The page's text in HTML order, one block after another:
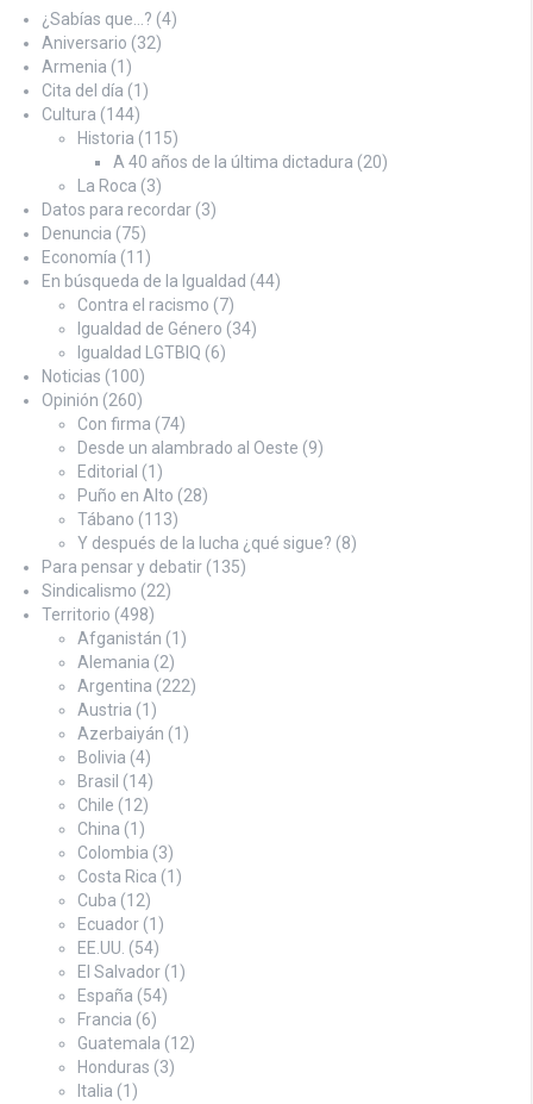
¿Sabías que…? (4)
Aniversario (32)
Armenia (1)
Cita del día (1)
Cultura (144)
Historia (115)
A 40 años de la última dictadura (20)
La Roca (3)
Datos para recordar (3)
Denuncia (75)
Economía (11)
En búsqueda de la Igualdad (44)
Contra el racismo (7)
Igualdad de Género (34)
Igualdad LGTBIQ (6)
Noticias (100)
Opinión (260)
Con firma (74)
Desde un alambrado al Oeste (9)
Editorial (1)
Puño en Alto (28)
Tábano (113)
Y después de la lucha ¿qué sigue? (8)
Para pensar y debatir (135)
Sindicalismo (22)
Territorio (498)
Afganistán (1)
Alemania (2)
Argentina (222)
Austria (1)
Azerbaiyán (1)
Bolivia (4)
Brasil (14)
Chile (12)
China (1)
Colombia (3)
Costa Rica (1)
Cuba (12)
Ecuador (1)
EE.UU. (54)
El Salvador (1)
España (54)
Francia (6)
Guatemala (12)
Honduras (3)
Italia (1)